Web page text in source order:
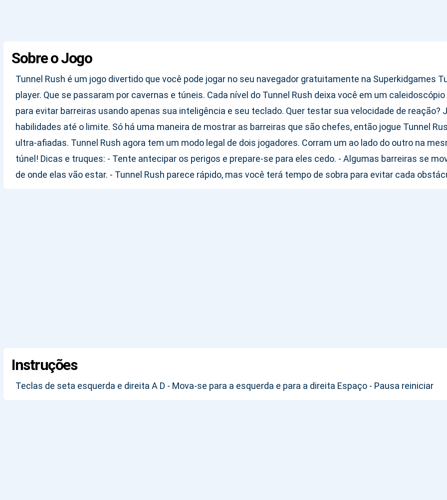
Sobre o Jogo
Tunnel Rush é um jogo divertido que você pode jogar no seu navegador gratuitamente na Superkidgames
player. Que se passaram por cavernas e túneis. Cada nível do Tunnel Rush deixa você em um
para evitar barreiras usando apenas sua inteligência e seu teclado. Quer testar sua velocidade de reação?
habilidades até o limite. Só há uma maneira de mostrar as barreiras que são chefes, então jogue Tunnel
ultra-afiadas. Tunnel Rush agora tem um modo legal de dois jogadores. Corram um ao lado do outro na
túnel! Dicas e truques: - Tente antecipar os perigos e prepare-se para eles cedo. - Algumas barreiras se
de onde elas vão estar. - Tunnel Rush parece rápido, mas você terá tempo de sobra para evitar cada
Instruções
Teclas de seta esquerda e direita A D - Mova-se para a esquerda e para a direita Espaço - Pausa reiniciar